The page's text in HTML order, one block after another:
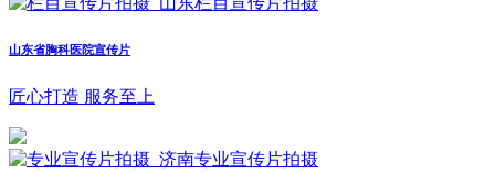
山东省胸科医院宣传片
匠心打造 服务至上